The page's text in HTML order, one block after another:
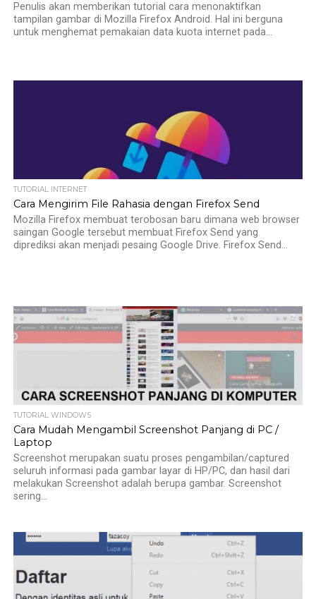
Penulis akan memberikan tutorial cara menonaktifkan
tampilan gambar di Mozilla Firefox Android. Hal ini berguna
untuk menghemat pemakaian data kuota internet pada...
TUTORIAL INTERNET
Cara Mengirim File Rahasia dengan Firefox Send
Mozilla Firefox membuat terobosan baru dimana web browser
saingan Google tersebut membuat Firefox Send yang
diprediksi akan menjadi pesaing Google Drive. Firefox Send...
2
TUTORIAL WINDOWS
Cara Mudah Mengambil Screenshot Panjang di PC /
Laptop
Screenshot merupakan suatu proses pengambilan/captured
seluruh informasi pada gambar layar di HP/PC, dan hasil dari
melakukan Screenshot adalah berupa gambar. Screenshot
sering...